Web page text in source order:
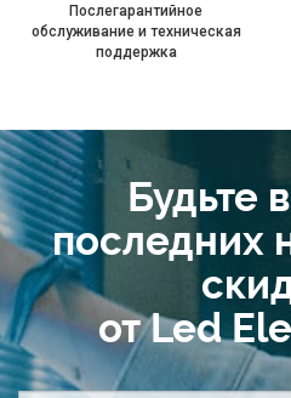
Послегарантийное
обслуживание и техническая
поддержка
Будьте
последних
от Led